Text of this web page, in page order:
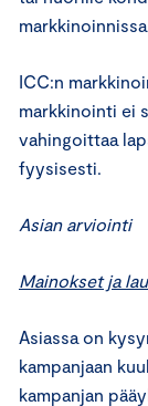
ICC:n
markkinointi ei
vahingoittaa
fyysisesti.
Asian arviointi
Mainokset ja
Asiassa on
kampanjaan
kampanjan